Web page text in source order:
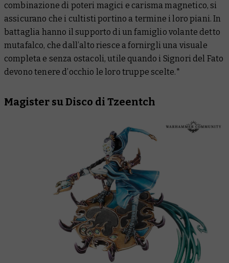
combinazione di poteri magici e carisma magnetico, si
assicurano che i cultisti portino a termine i loro piani. In
battaglia hanno il supporto di un famiglio volante detto
mutafalco, che dall’alto riesce a fornirgli una visuale
completa e senza ostacoli, utile quando i Signori del Fato
devono tenere d’occhio le loro truppe scelte.*
Magister su Disco di Tzeentch